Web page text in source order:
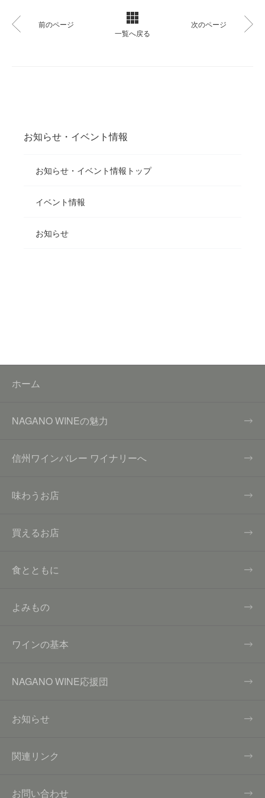
お知らせ・イベント情報
お知らせ・イベント情報トップ
イベント情報
お知らせ
前のページ
一覧へ戻る
次のページ
ホーム
NAGANO WINEの魅力
信州ワインバレー ワイナリーへ
味わうお店
買えるお店
食とともに
よみもの
ワインの基本
NAGANO WINE応援団
お知らせ
関連リンク
お問い合わせ